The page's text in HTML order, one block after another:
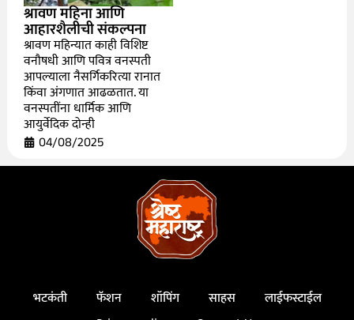
श्रावण महिना आणि
आहारशैलीची संकल्पना
श्रावण महिन्यात काही विशिष्ट
वनौषधी आणि पवित्र वनस्पती
आपल्याला नैसर्गिकरित्या रानात
किंवा अंगणात आढळतात. या
वनस्पतींना धार्मिक आणि
आयुर्वेदिक दोन्ही
04/08/2025
भटकंती फॅशन शॉपिंग साहस
लाईफस्टाईल